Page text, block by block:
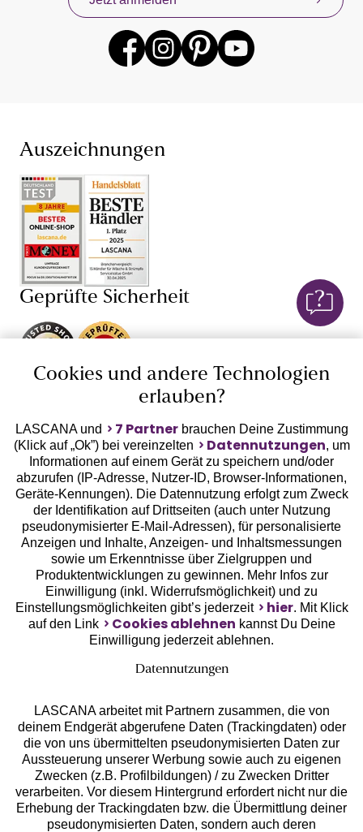
Auszeichnungen
Geprüfte Sicherheit
Gratis Versand ab50 €
Kostenlose Retoure
°Punkte sammeln
Services
Beratung
Cookies und andere Technologien
erlauben?
LASCANA und 7 Partnerbrauchen Deine Zustimmung
(Klick auf „Ok”) bei vereinzelten
Datennutzungen, um
Informationen auf einem Gerät zu speichern und/oder
abzurufen (IP-Adresse, Nutzer-ID, Browser-Informationen,
Geräte-Kennungen). Die Datennutzung erfolgt zum Zweck
der Identifikation auf Drittseiten (auch unter Nutzung
pseudonymisierter E-Mail-Adressen), für personalisierte
Anzeigen und Inhalte, Anzeigen- und Inhaltsmessungen
sowie um Erkenntnisse über Zielgruppen und
Produktentwicklungen zu gewinnen. Mehr Infos zur
Einwilligung (inkl. Widerrufsmöglichkeit) und zu
Einstellungsmöglichkeiten gibt’s jederzeit
hier. Mit Klick
auf den Link
Cookies ablehnen kannst Du Deine
Einwilligung jederzeit ablehnen.
Datennutzungen
LASCANA arbeitet mit Partnern zusammen, die von
deinem Endgerät abgerufene Daten (Trackingdaten) oder
die von uns übermittelten pseudonymisierten Daten zur
Aussteuerung unserer Werbung sowie auch zu eigenen
Zwecken (z.B. Profilbildungen) / zu Zwecken Dritter
verarbeiten. Vor diesem Hintergrund erfordert nicht nur die
Erhebung der Trackingdaten bzw. die Übermittlung deiner
pseudonymisierten Daten, sondern auch deren